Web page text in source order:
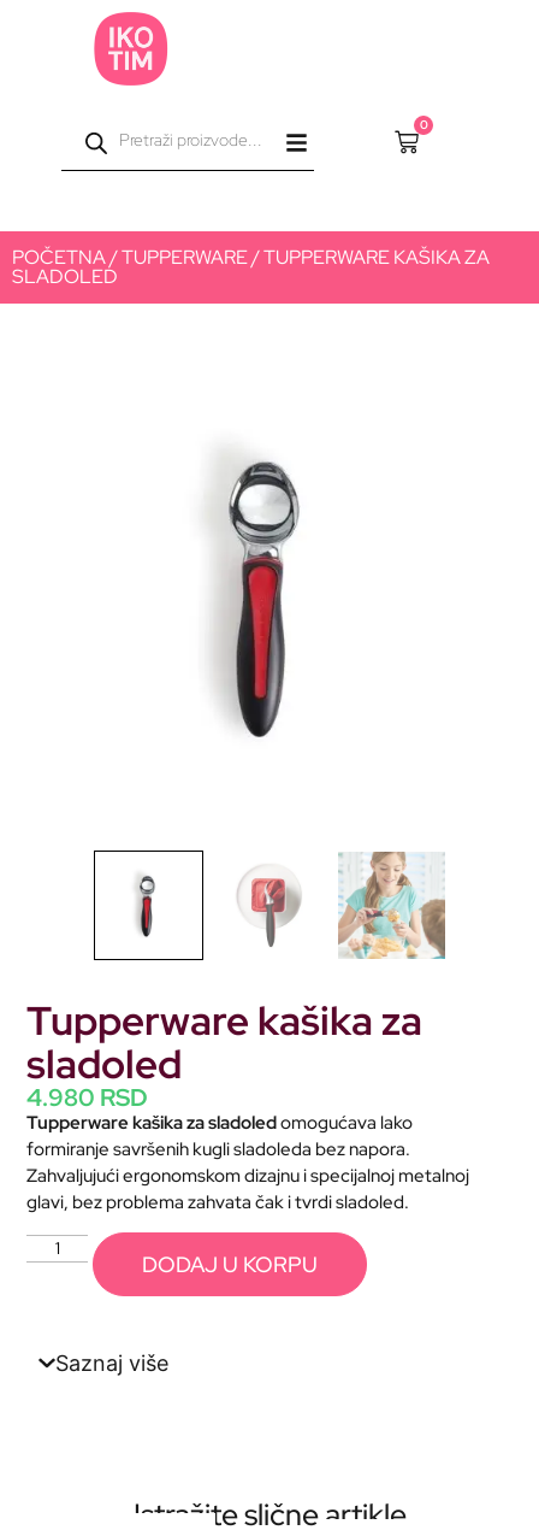
0
POČETNA/TUPPERWARE/ TUPPERWARE KAŠIKA ZA
SLADOLED
Tupperware kašika za
sladoled
4.980 RSD
Tupperware kašika za sladoledomogućava lako
formiranje savršenih kugli sladoleda bez napora.
Zahvaljujući ergonomskom dizajnu i specijalnoj metalnoj
glavi, bez problema zahvata čak i tvrdi sladoled.
DODAJ U KORPU
Saznaj više
Istražite slične artikle